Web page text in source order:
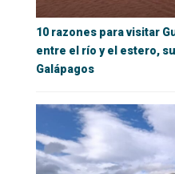
10 razones para visitar
entre el río y el estero,
Galápagos